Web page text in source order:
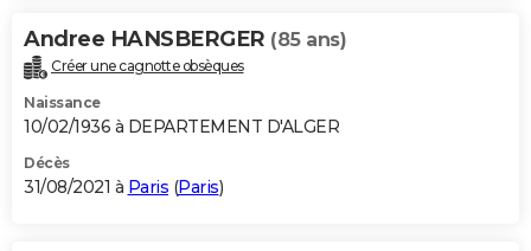
Andree HANSBERGER (85 ans)
Créer une cagnotte obsèques
Naissance
10/02/1936 à DEPARTEMENT D'ALGER
Décès
31/08/2021 à Paris (Paris)